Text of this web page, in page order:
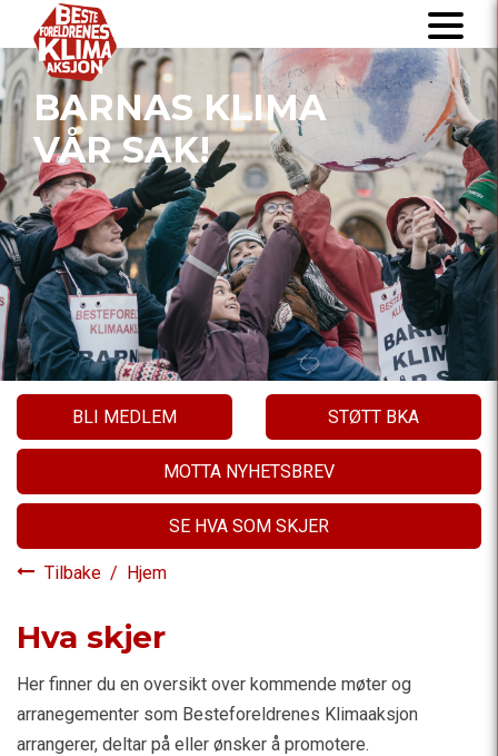
BARNAS KLIMA
VÅR SAK!
BLI MEDLEM STØTT BKA
MOTTA NYHETSBREV
SE HVA SOM SKJER
Tilbake / Hjem
Hva skjer
Her finner du en oversikt over kommende møter og
arranegementer som Besteforeldrenes Klimaaksjon
arrangerer, deltar på eller ønsker å promotere.